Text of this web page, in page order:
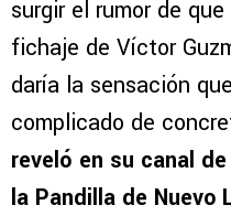
surgir el rumor de
fichaje de Víctor
daría la sensación
complicado de
reveló en su canal
la Pandilla de Nuevo